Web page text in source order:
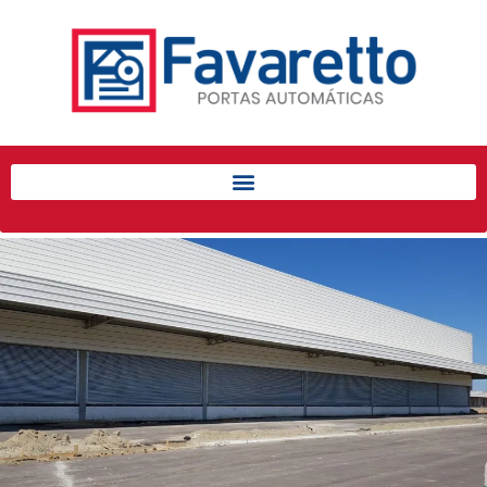
Início
Produtos
Porta de Enrolar Automática
Automatizadores
Acessórios Para Portas de
Enrolar
Pintura eletrostática
Portfólio
Contato